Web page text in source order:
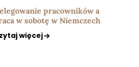
pracowników a
w sobotę w Niemczech
więcej